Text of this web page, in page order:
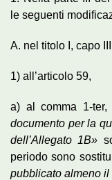
le seguenti
A. nel titolo I, capo
1) all’articolo 59,
a) al comma 1-
documento per la
dell’Allegato 1B»
periodo sono
pubblicato almeno